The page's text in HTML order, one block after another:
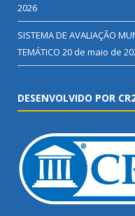
2026
SISTEMA DE AVALIAÇÃO
TEMÁTICO 20 de maio de
DESENVOLVIDO POR